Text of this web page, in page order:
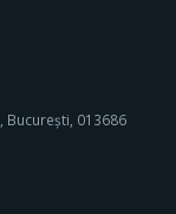
București, 013686